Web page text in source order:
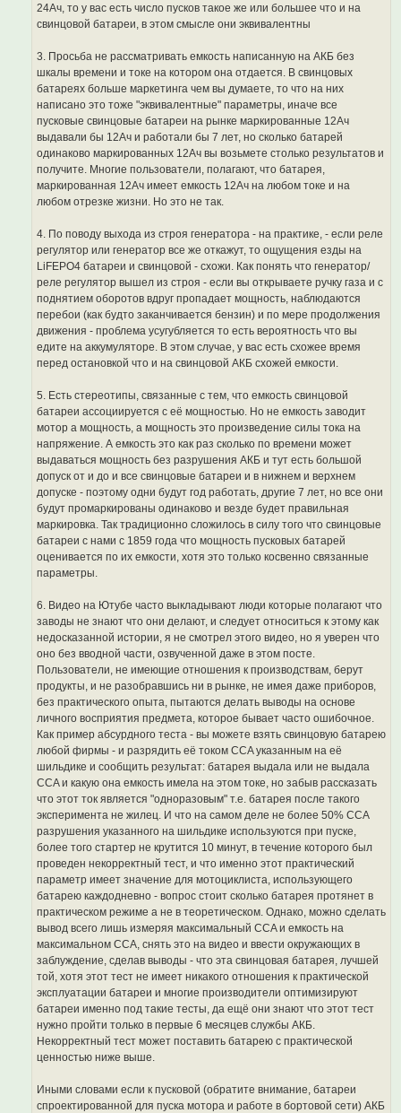
24Ач, то у вас есть число пусков такое же или большее что и на
свинцовой батареи, в этом смысле они эквивалентны
3. Просьба не рассматривать емкость написанную на АКБ без
шкалы времени и токе на котором она отдается. В свинцовых
батареях больше маркетинга чем вы думаете, то что на них
написано это тоже "эквивалентные" параметры, иначе все
пусковые свинцовые батареи на рынке маркированные 12Ач
выдавали бы 12Ач и работали бы 7 лет, но сколько батарей
одинаково маркированных 12Ач вы возьмете столько результатов и
получите. Многие пользователи, полагают, что батарея,
маркированная 12Ач имеет емкость 12Ач на любом токе и на
любом отрезке жизни. Но это не так.
4. По поводу выхода из строя генератора - на практике, - если реле
регулятор или генератор все же откажут, то ощущения езды на
LiFEPO4 батареи и свинцовой - схожи. Как понять что генератор/
реле регулятор вышел из строя - если вы открываете ручку газа и с
поднятием оборотов вдруг пропадает мощность, наблюдаются
перебои (как будто заканчивается бензин) и по мере продолжения
движения - проблема усугубляется то есть вероятность что вы
едите на аккумуляторе. В этом случае, у вас есть схожее время
перед остановкой что и на свинцовой АКБ схожей емкости.
5. Есть стереотипы, связанные с тем, что емкость свинцовой
батареи ассоциируется с её мощностью. Но не емкость заводит
мотор а мощность, а мощность это произведение силы тока на
напряжение. А емкость это как раз сколько по времени может
выдаваться мощность без разрушения АКБ и тут есть большой
допуск от и до и все свинцовые батареи и в нижнем и верхнем
допуске - поэтому одни будут год работать, другие 7 лет, но все они
будут промаркированы одинаково и везде будет правильная
маркировка. Так традиционно сложилось в силу того что свинцовые
батареи с нами c 1859 года что мощность пусковых батарей
оценивается по их емкости, хотя это только косвенно связанные
параметры.
6. Видео на Ютубе часто выкладывают люди которые полагают что
заводы не знают что они делают, и следует относиться к этому как
недосказанной истории, я не смотрел этого видео, но я уверен что
оно без вводной части, озвученной даже в этом посте.
Пользователи, не имеющие отношения к производствам, берут
продукты, и не разобравшись ни в рынке, не имея даже приборов,
без практического опыта, пытаются делать выводы на основе
личного восприятия предмета, которое бывает часто ошибочное.
Как пример абсурдного теста - вы можете взять свинцовую батарею
любой фирмы - и разрядить её током CCA указанным на её
шильдике и сообщить результат: батарея выдала или не выдала
CCA и какую она емкость имела на этом токе, но забыв рассказать
что этот ток является "одноразовым" т.е. батарея после такого
эксперимента не жилец. И что на самом деле не более 50% CCA
разрушения указанного на шильдике используются при пуске,
более того стартер не крутится 10 минут, в течение которого был
проведен некорректный тест, и что именно этот практический
параметр имеет значение для мотоциклиста, использующего
батарею каждодневно - вопрос стоит сколько батарея протянет в
практическом режиме а не в теоретическом. Однако, можно сделать
вывод всего лишь измеряя максимальный CCA и емкость на
максимальном CCA, снять это на видео и ввести окружающих в
заблуждение, сделав выводы - что эта свинцовая батарея, лучшей
той, хотя этот тест не имеет никакого отношения к практической
эксплуатации батареи и многие производители оптимизируют
батареи именно под такие тесты, да ещё они знают что этот тест
нужно пройти только в первые 6 месяцев службы АКБ.
Некорректный тест может поставить батарею с практической
ценностью ниже выше.
Иными словами если к пусковой (обратите внимание, батареи
спроектированной для пуска мотора и работе в бортовой сети) АКБ